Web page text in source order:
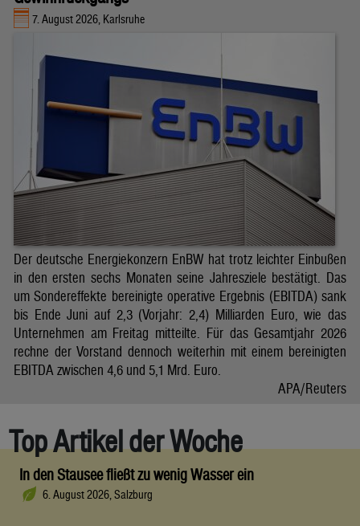
7. August 2026, Karlsruhe
Der deutsche Energiekonzern EnBW hat trotz leichter Einbußen
in den ersten sechs Monaten seine Jahresziele bestätigt. Das
um Sondereffekte bereinigte operative Ergebnis (EBITDA) sank
bis Ende Juni auf 2,3 (Vorjahr: 2,4) Milliarden Euro, wie das
Unternehmen am Freitag mitteilte. Für das Gesamtjahr 2026
rechne der Vorstand dennoch weiterhin mit einem bereinigten
EBITDA zwischen 4,6 und 5,1 Mrd. Euro.
APA/Reuters
Top Artikel der Woche
In den Stausee fließt zu wenig Wasser ein
6. August 2026, Salzburg